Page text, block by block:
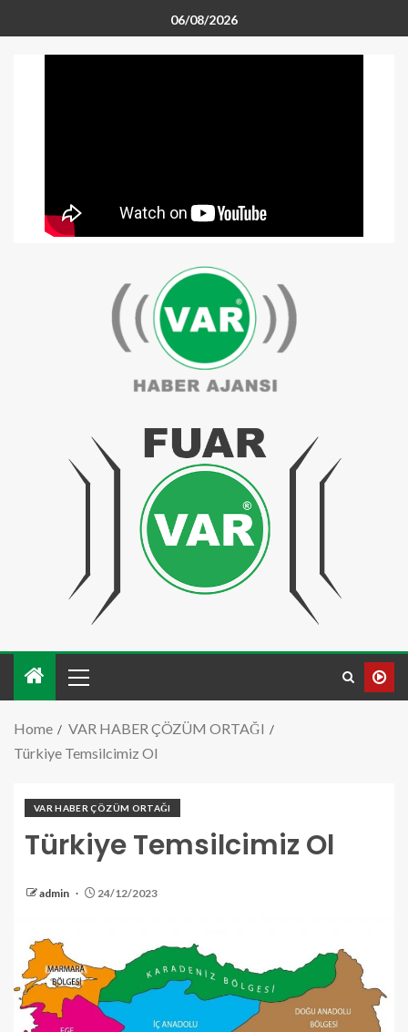
06/08/2026
Home
VAR HABER ÇÖZÜM ORTAĞI
Türkiye Temsilcimiz Ol
VAR HABER ÇÖZÜM ORTAĞI
Türkiye Temsilcimiz Ol
admin 24/12/2023